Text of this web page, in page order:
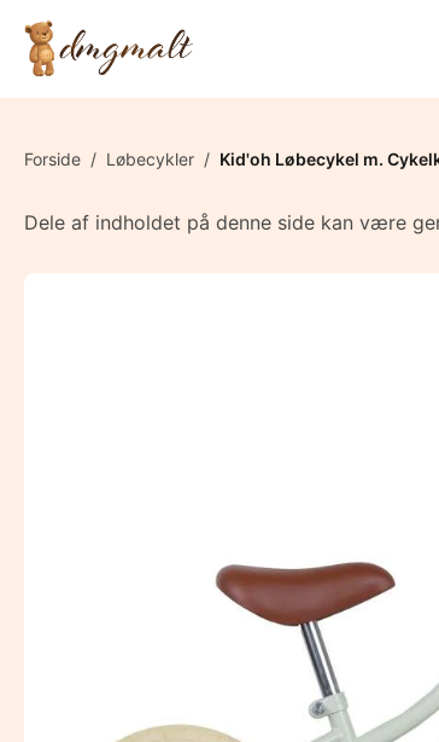
Forside / Løbecykler / Kid'oh Løbecykel m.
Dele af indholdet på denne side kan være